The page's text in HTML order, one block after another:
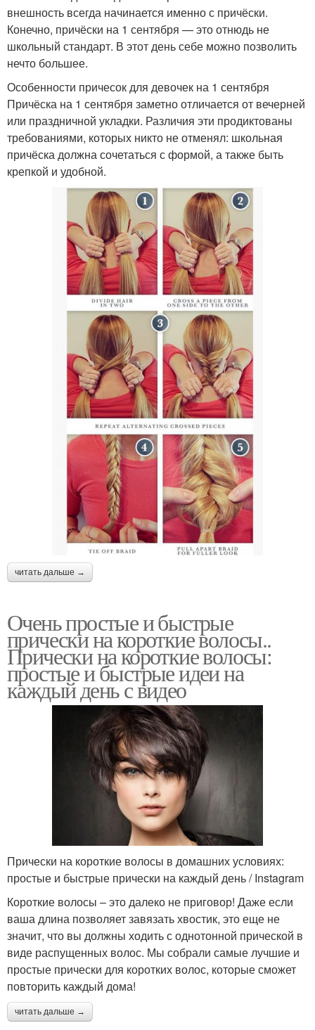
внешность всегда начинается именно с причёски.
Конечно, причёски на 1 сентября — это отнюдь не
школьный стандарт. В этот день себе можно позволить
нечто большее.
Особенности причесок для девочек на 1 сентября
Причёска на 1 сентября заметно отличается от вечерней
или праздничной укладки. Различия эти продиктованы
требованиями, которых никто не отменял: школьная
причёска должна сочетаться с формой, а также быть
крепкой и удобной.
читать дальше →
Очень простые и быстрые
прически на короткие волосы..
Прически на короткие волосы:
простые и быстрые идеи на
каждый день с видео
Прически на короткие волосы в домашних условиях:
простые и быстрые прически на каждый день / Instagram
Короткие волосы – это далеко не приговор! Даже если
ваша длина позволяет завязать хвостик, это еще не
значит, что вы должны ходить с однотонной прической в
виде распущенных волос. Мы собрали самые лучшие и
простые прически для коротких волос, которые сможет
повторить каждый дома!
читать дальше →